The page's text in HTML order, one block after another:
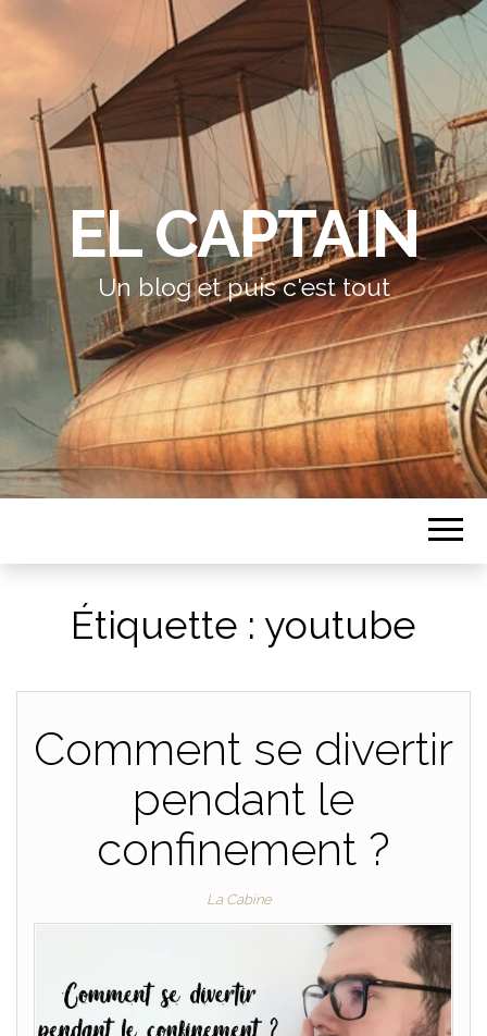
EL CAPTAIN
Un blog et puis c'est tout
Étiquette : youtube
Comment se divertir
pendant le
confinement ?
La Cabine